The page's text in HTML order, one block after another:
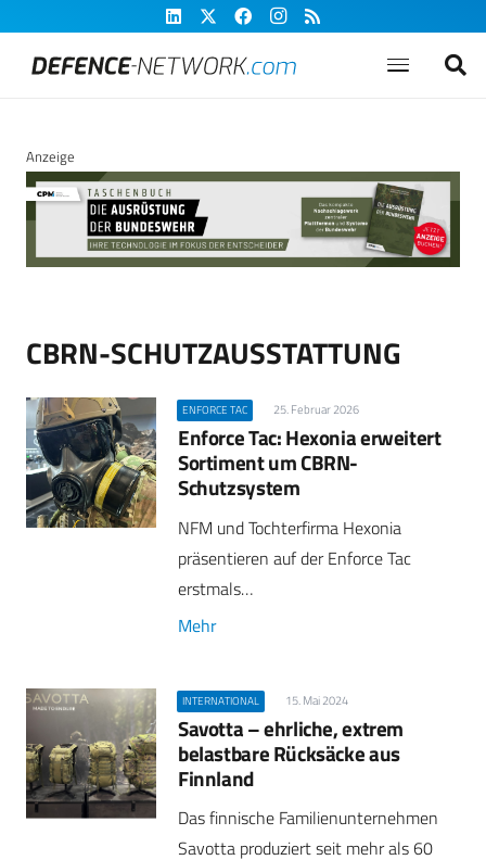
Anzeige
CBRN-SCHUTZAUSSTATTUNG
ENFORCE TAC 25. Februar 2026
Enforce Tac: Hexonia erweitert
Sortiment um CBRN-
Schutzsystem
NFM und Tochterfirma Hexonia
präsentieren auf der Enforce Tac
erstmals…
Mehr
INTERNATIONAL 15. Mai 2024
Savotta – ehrliche, extrem
belastbare Rücksäcke aus
Finnland
Das finnische Familienunternehmen
Savotta produziert seit mehr als 60